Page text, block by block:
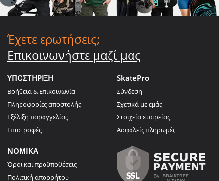
Έχετε ερωτήσεις;
Επικοινωνήστε μαζί μας
ΥΠΟΣΤΗΡΙΞΗ
Βοήθεια & Επικοινωνία
Πληροφορίες αποστολής
Εξέλιξη παραγγελίας
Επιστροφές
SkatePro
Σύνδεση
Σχετικά με εμάς
Στοιχεία εταιρείας
Ασφαλείς πληρωμές
ΝΟΜΙΚΑ
Όροι και προϋποθέσεις
Πολιτική απορρήτου